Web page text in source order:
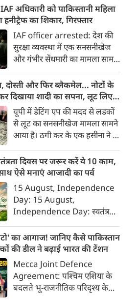
सकेगा। इसके लिए बकायदा एक शर्त
रख दी गई है।
अधिकारी को पाकिस्तानी महिला
का शिकार, गिरफ्तार
IAF officer arrested: देश की
सुरक्षा व्यवस्था में एक सनसनीखेज
और गंभीर सेंधमारी का मामला सामने
एक सेवारत अधिकारी को पाकिस्तानी
खुफिया एजेंसी (ISI) की महिला
एजेंट के मोहपाश (हनीट्रैप) में फंसकर
गोपनीय सैन्य जानकारी साझा करने
के आरोप में पुलिस ने गिरफ्तार किया
है।
दोस्ती और फिर ब्लैकमेल... नोटों के
दिखाया शादी का सपना, लूट लिए 6
यूपी में डेटिंग एप की मदद से लडकों
से लूट का सनसनीखेज मामला सामने
आया है। ठगी कर के एक हसीना ने 6
को फंसाना, फिर धमकी देकर
ब्‍लेकमेल करना। इसके लिए बहुत
शातिर तरीके से ये हसीना लोगों को
अपने जाल में फंसाती थी।
दिवस पर जरूर करें ये 10 काम,
ऐसे मनाएं आजादी का पर्व
15 August, Independence
Day: 15 August,
Independence Day: स्वतंत्रता
अवकाश नहीं, बल्कि उन शहीदों को
याद करने और उनके बलिदान का
सम्मान करने का दिन है, जिन्होंने हमें
यह आजादी दी। इस दिन को सार्थक
बनाने के लिए हमें कुछ खास कार्य
जरूर करने चाहिए, जिससे हमारे
का आगाज! जानिए कैसे पाकिस्तान
की डील ने बढ़ाई भारत की टेंशन
Mecca Joint Defence
Agreement: पश्चिम एशिया के
बदलते भू-राजनीतिक परिदृश्य के